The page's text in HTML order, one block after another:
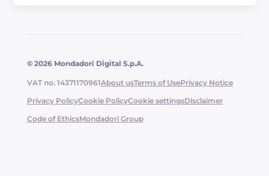
© 2026 Mondadori Digital S.p.A.
VAT no. 14371170961About usTerms of UsePrivacy Notice
Privacy PolicyCookie PolicyCookie settingsDisclaimer
Code of EthicsMondadori Group